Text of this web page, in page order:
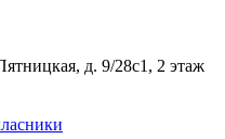
д. 9/28с1 , 2 этаж